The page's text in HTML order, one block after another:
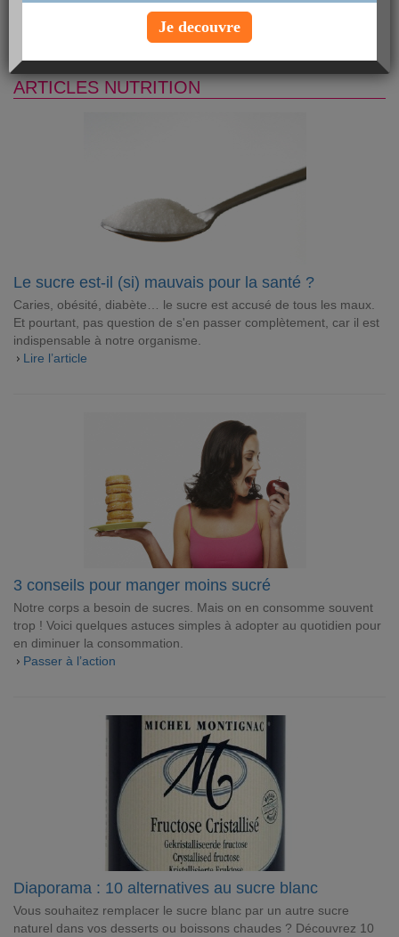
Découvrez comment réduire facilement votre consommation, et
comment le remplacer par des alternatives naturelles meilleures
ARTICLES NUTRITION
Le sucre est-il (si) mauvais pour la santé ?
Caries, obésité, diabète… le sucre est accusé de tous les maux.
Et pourtant, pas question de s'en passer complètement, car il est
indispensable à notre organisme.
Lire l’article
3 conseils pour manger moins sucré
Notre corps a besoin de sucres. Mais on en consomme souvent
trop ! Voici quelques astuces simples à adopter au quotidien pour
en diminuer la consommation.
Passer à l’action
Diaporama : 10 alternatives au sucre blanc
Vous souhaitez remplacer le sucre blanc par un autre sucre
naturel dans vos desserts ou boissons chaudes ? Découvrez 10
Je decouvre